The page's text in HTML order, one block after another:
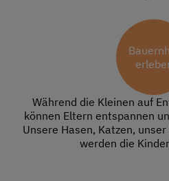
Während die Kleinen auf
können Eltern entspannen
Unsere Hasen, Katzen,
werden die